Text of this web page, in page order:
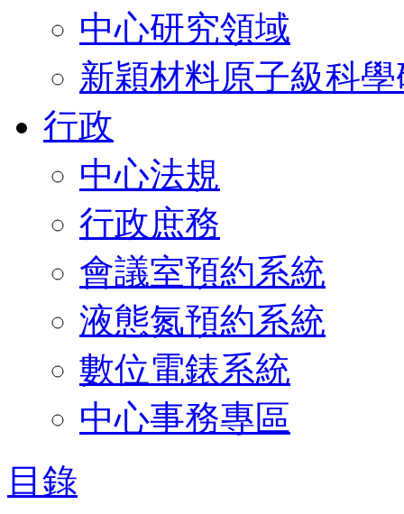
中心研究領域
新穎材料原子級科
行政
中心法規
行政庶務
會議室預約系統
液態氮預約系統
數位電錶系統
中心事務專區
目錄